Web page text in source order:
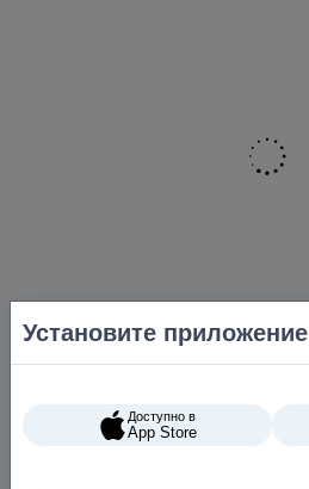
Установите приложение
Доступно в
App Store